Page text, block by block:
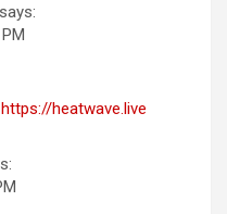
says:
https://heatwave.live